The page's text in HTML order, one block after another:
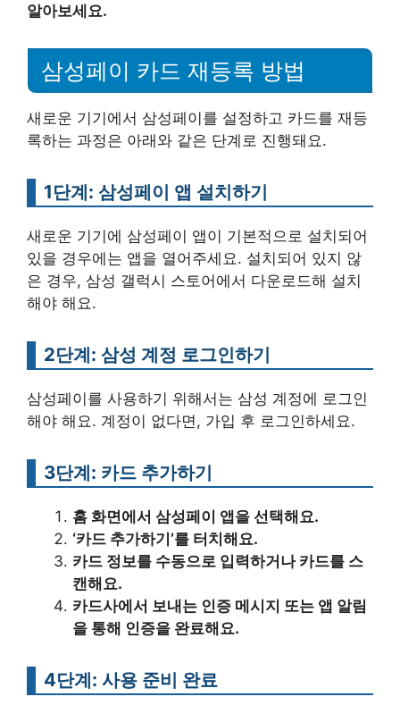
알아보세요.
삼성페이 카드 재등록 방법
새로운 기기에서 삼성페이를 설정하고 카드를 재등
록하는 과정은 아래와 같은 단계로 진행돼요.
1단계: 삼성페이 앱 설치하기
새로운 기기에 삼성페이 앱이 기본적으로 설치되어
있을 경우에는 앱을 열어주세요. 설치되어 있지 않
은 경우, 삼성 갤럭시 스토어에서 다운로드해 설치
해야 해요.
2단계: 삼성 계정 로그인하기
삼성페이를 사용하기 위해서는 삼성 계정에 로그인
해야 해요. 계정이 없다면, 가입 후 로그인하세요.
3단계: 카드 추가하기
홈 화면에서 삼성페이 앱을 선택해요.
‘카드 추가하기’를 터치해요.
카드 정보를 수동으로 입력하거나 카드를 스
캔해요.
카드사에서 보내는 인증 메시지 또는 앱 알림
을 통해 인증을 완료해요.
4단계: 사용 준비 완료